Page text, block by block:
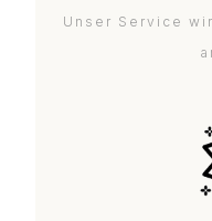
Unser Service